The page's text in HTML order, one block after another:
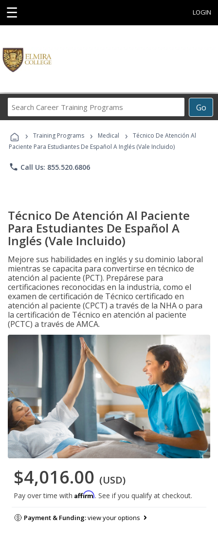
☰ LOGIN
Go
Career
Programs
› Training Programs › Medical ›
Técnico De Atención Al
Paciente Para Estudiantes De Español A Inglés (Vale Incluido)
phone Call Us: 855.520.6806
Técnico De Atención Al Paciente
Para Estudiantes De Español A
Inglés (Vale Incluido)
Mejore sus habilidades en inglés y su dominio laboral
mientras se capacita para convertirse en técnico de
atención al paciente (PCT). Prepárese para
certificaciones reconocidas en la industria, como el
examen de certificación de Técnico certificado en
atención al paciente (CPCT) a través de la NHA o para
la certificación de Técnico en atención al paciente
(PCTC) a través de AMCA.
$4,016.00 (USD)
Pay over time with Affirm. See if you qualify at checkout.
Payment & Funding:view your options